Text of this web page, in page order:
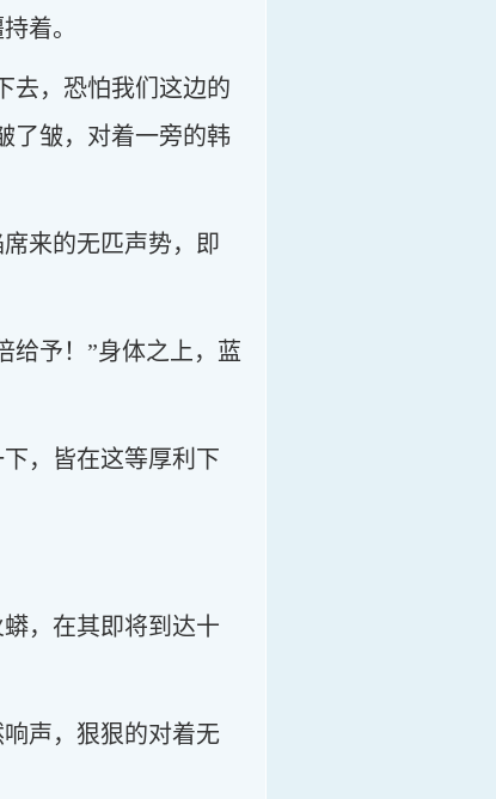
着。
去，恐怕我们这边的
了皱，对着一旁的韩
来的无匹声势，即
给予！”身体之上，蓝
，皆在这等厚利下
，在其即将到达十
声，狠狠的对着无